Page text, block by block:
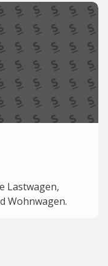
Lastwagen,
Wohnwagen.